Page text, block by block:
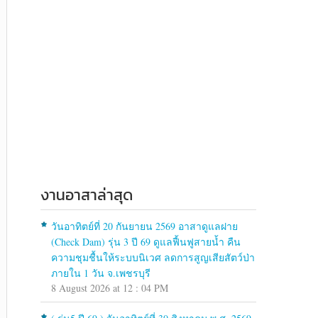
งานอาสาล่าสุด
วันอาทิตย์ที่ 20 กันยายน 2569 อาสาดูแลฝาย
(Check Dam) รุ่น 3 ปี 69 ดูแลฟื้นฟูสายน้ำ คืน
ความชุมชื้นให้ระบบนิเวศ ลดการสูญเสียสัตว์ป่า
ภายใน 1 วัน จ.เพชรบุรี
8 August 2026 at 12 : 04 PM